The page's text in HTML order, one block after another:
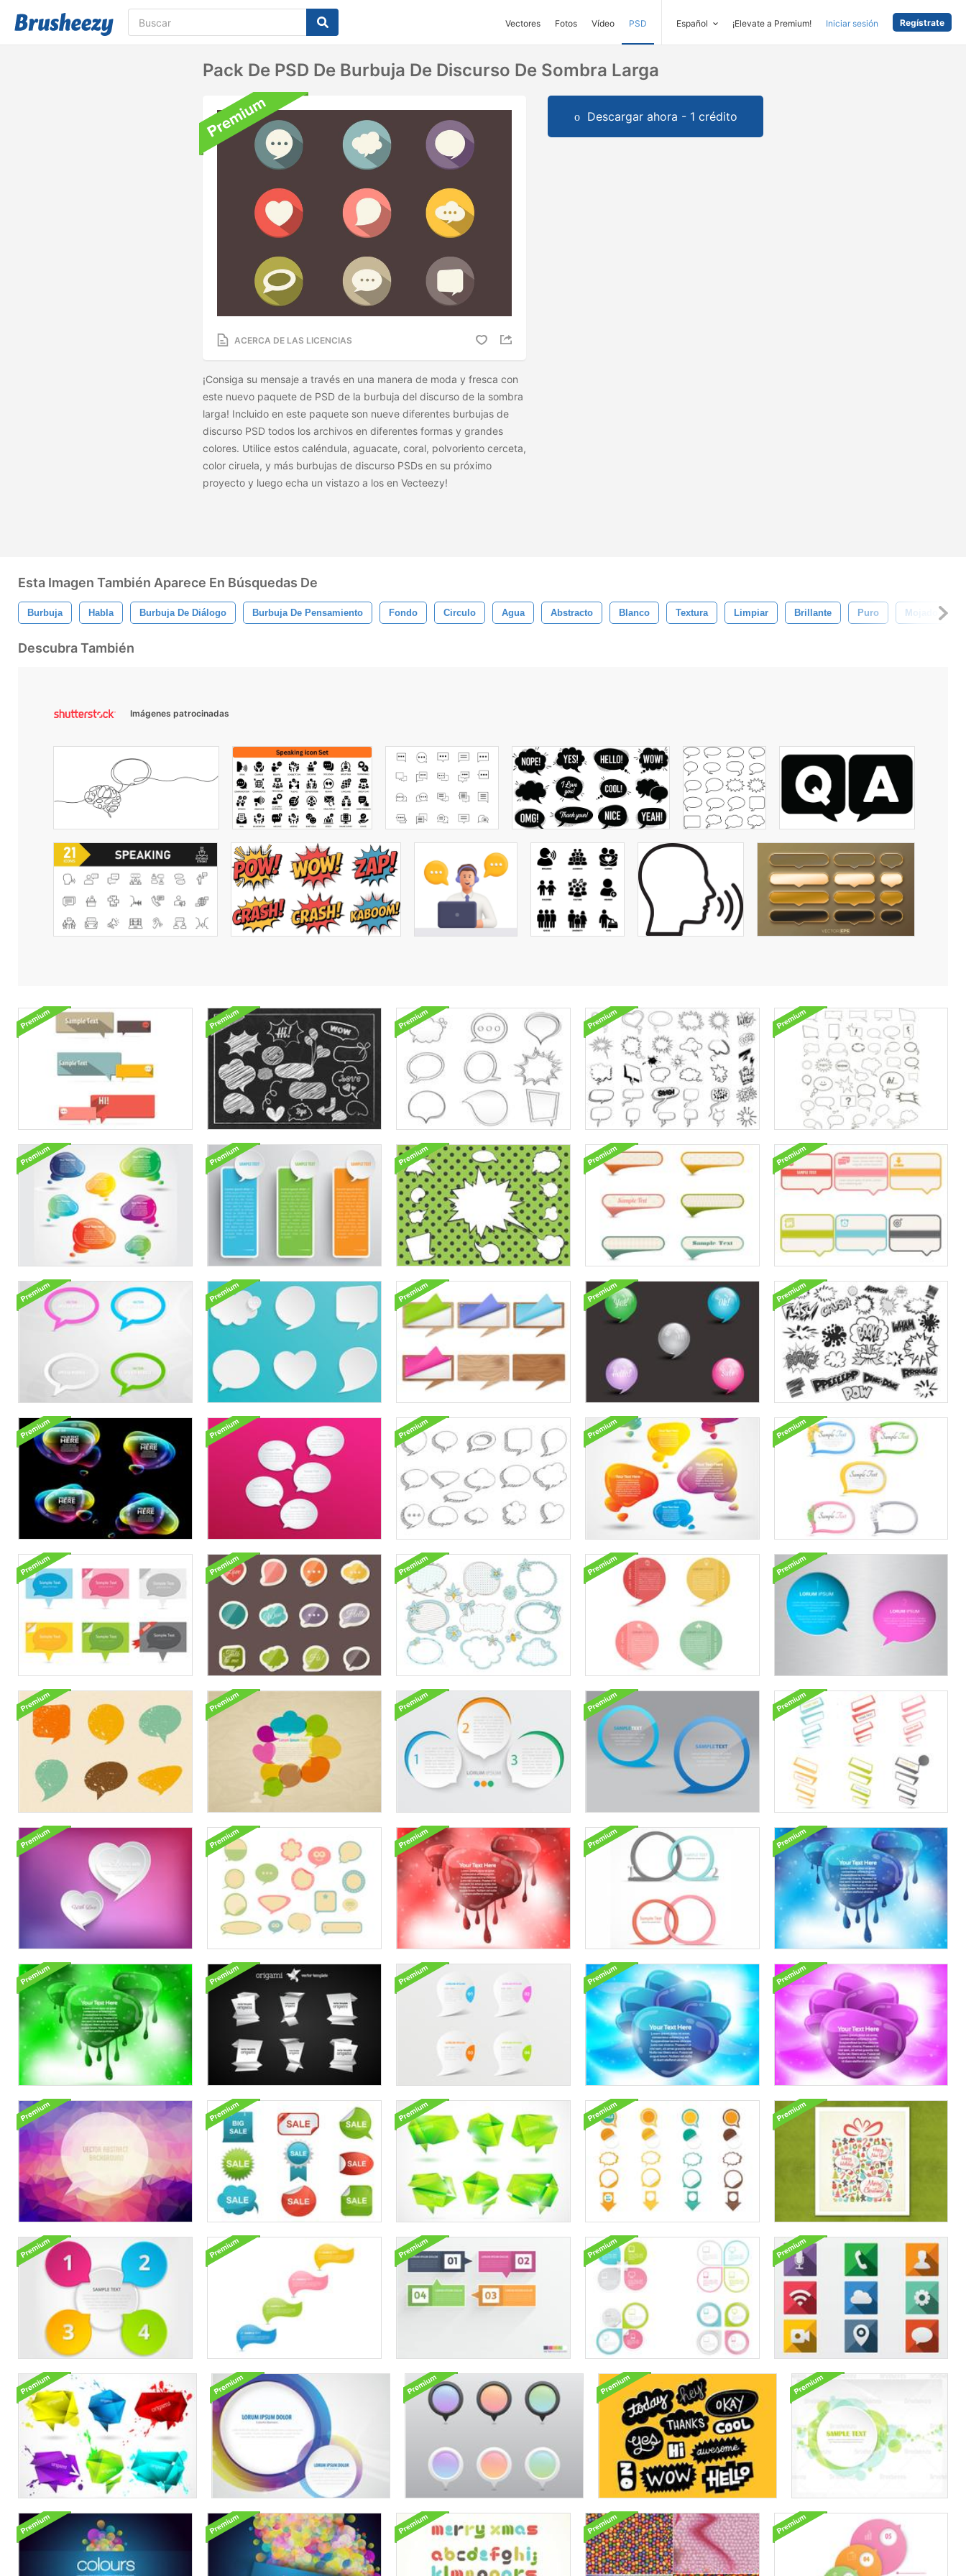
Vectores Fotos Vídeo PSD Español ¡Elevate a Premium! Iniciar sesión Regístrate
Pack De PSD De Burbuja De Discurso De Sombra Larga
ACERCA DE LAS LICENCIAS
¡Consiga su mensaje a través en una manera de moda y fresca con
este nuevo paquete de PSD de la burbuja del discurso de la sombra
larga! Incluido en este paquete son nueve diferentes burbujas de
discurso PSD todos los archivos en diferentes formas y grandes
colores. Utilice estos caléndula, aguacate, coral, polvoriento cerceta,
color ciruela, y más burbujas de discurso PSDs en su próximo
proyecto y luego echa un vistazo a los en Vecteezy!
Descargar ahora - 1 crédito
Esta Imagen También Aparece En Búsquedas De
Burbuja Habla Burbuja De Diálogo Burbuja De Pensamiento Fondo Circulo Agua Abstracto Blanco Textura Limpiar Brillante Puro Mojado
Descubra También
Imágenes patrocinadas